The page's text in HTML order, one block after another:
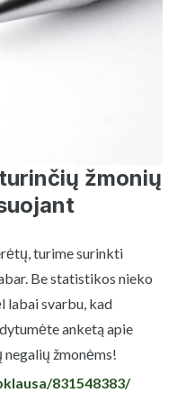
žmonių
turime surinkti
Be statistikos nieko
labai svarbu, kad
anketą apie
žmonėms!
831548383/